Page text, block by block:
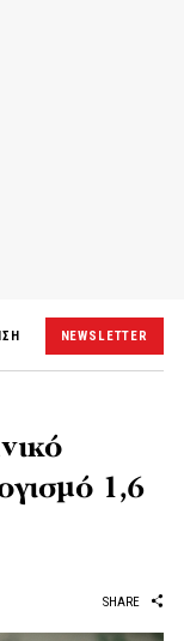
NEWSLETTER
1,6
SHARE